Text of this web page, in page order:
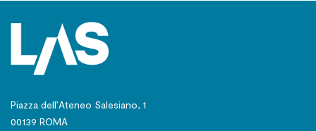
Piazza dell’Ateneo Salesiano, 1
00139 ROMA